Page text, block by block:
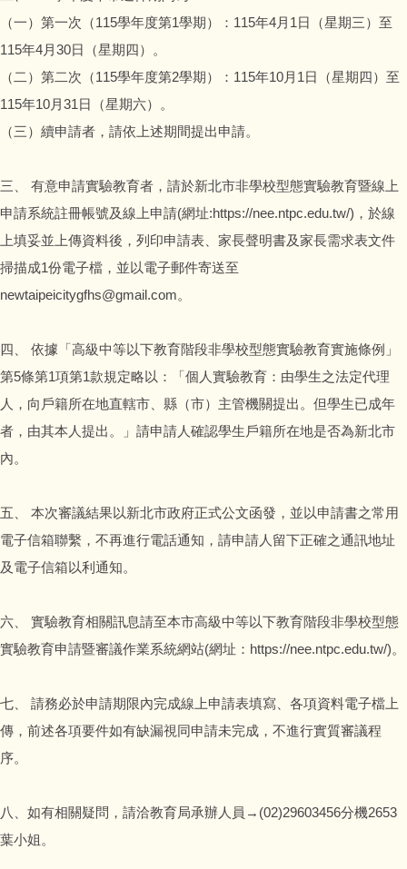
法規及Q&A
（一）第一次（115學年度第1學期）：115年4月1日（星期三）至
115年4月30日（星期四）。
（二）第二次（115學年度第2學期）：115年10月1日（星期四）至
115年10月31日（星期六）。
（三）續申請者，請依上述期間提出申請。
三、 有意申請實驗教育者，請於新北市非學校型態實驗教育暨線上
申請系統註冊帳號及線上申請(網址:https://nee.ntpc.edu.tw/)，於線
上填妥並上傳資料後，列印申請表、家長聲明書及家長需求表文件
掃描成1份電子檔，並以電子郵件寄送至
newtaipeicitygfhs@gmail.com。
四、 依據「高級中等以下教育階段非學校型態實驗教育實施條例」
第5條第1項第1款規定略以：「個人實驗教育：由學生之法定代理
人，向戶籍所在地直轄市、縣（市）主管機關提出。但學生已成年
者，由其本人提出。」請申請人確認學生戶籍所在地是否為新北市
內。
五、 本次審議結果以新北市政府正式公文函發，並以申請書之常用
電子信箱聯繫，不再進行電話通知，請申請人留下正確之通訊地址
及電子信箱以利通知。
六、 實驗教育相關訊息請至本市高級中等以下教育階段非學校型態
實驗教育申請暨審議作業系統網站(網址：https://nee.ntpc.edu.tw/)。
七、 請務必於申請期限內完成線上申請表填寫、各項資料電子檔上
傳，前述各項要件如有缺漏視同申請未完成，不進行實質審議程
序。
八、如有相關疑問，請洽教育局承辦人員→(02)29603456分機2653
葉小姐。